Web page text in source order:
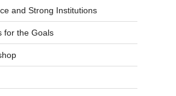
and Strong Institutions
for the Goals